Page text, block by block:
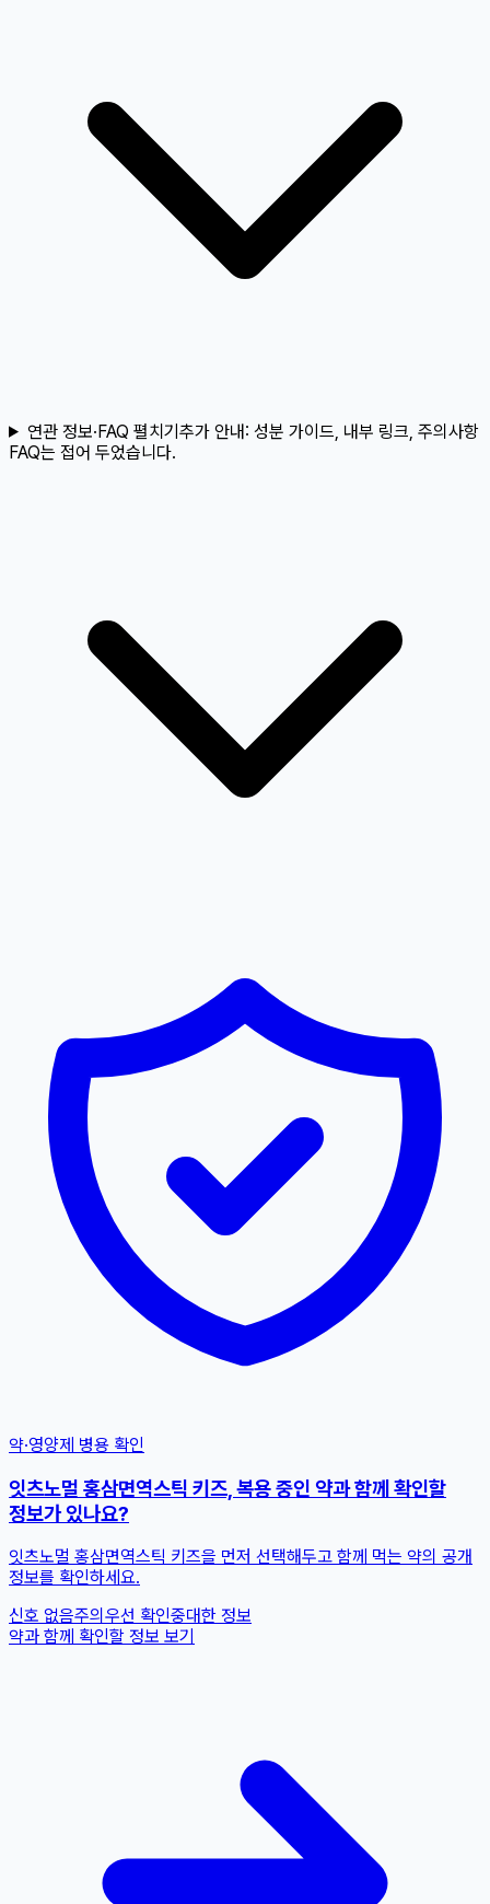
연관 정보·FAQ 펼치기추가 안내: 성분 가이드, 내부 링크, 주의사항
FAQ는 접어 두었습니다.
약·영양제 병용 확인
잇츠노멀 홍삼면역스틱 키즈, 복용 중인 약과 함께 확인할
정보가 있나요?
잇츠노멀 홍삼면역스틱 키즈을 먼저 선택해두고 함께 먹는 약의 공개
정보를 확인하세요.
신호 없음주의 우선 확인중대한 정보
약과 함께 확인할 정보 보기